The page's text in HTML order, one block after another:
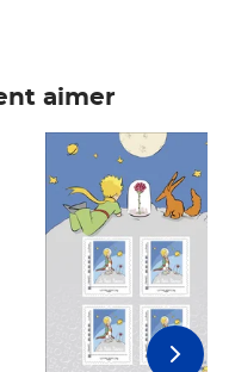
aimer
Prix 6,25€ HT